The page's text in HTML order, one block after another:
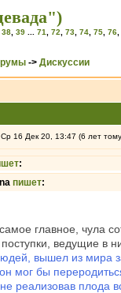
38 39 71 72 73 74 75 76
-> Дискуссии
16 Дек 20, 13:47 (6 лет
:
пишет:
главное, чула
поступки, ведущие в
вышел из мира
он мог бы
реализовав плода